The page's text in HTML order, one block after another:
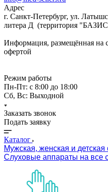
Адрес
г. Санкт-Петербург, ул.
литера Д (территория
Информация, размещённая на
офертой
Режим работы
Пн-Пт: с 8:00 до 18:00
Сб, Вс: Выходной
Заказать звонок
Подать заявку
Каталог
Мужская, женская и детская
Слуховые аппараты на все